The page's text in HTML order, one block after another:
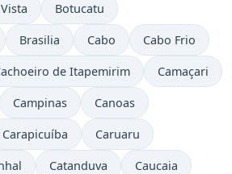
Botucatu
Brasilia Cabo Cabo Frio
de Itapemirim Camaçari
Campinas Canoas
Carapicuíba Caruaru
Catanduva Caucaia